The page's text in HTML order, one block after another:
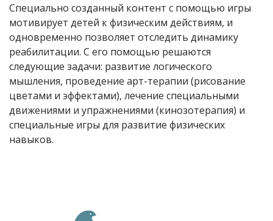
Специально созданный контент с помощью игры
мотивирует детей к физическим действиям, и
одновременно позволяет отследить динамику
реабилитации. С его помощью решаются
следующие задачи: развитие логического
мышления, проведение арт-терапии (рисование
цветами и эффектами), лечение специальными
движениями и упражнениями (кинозотерапия) и
специальные игры для развитие физических
навыков.